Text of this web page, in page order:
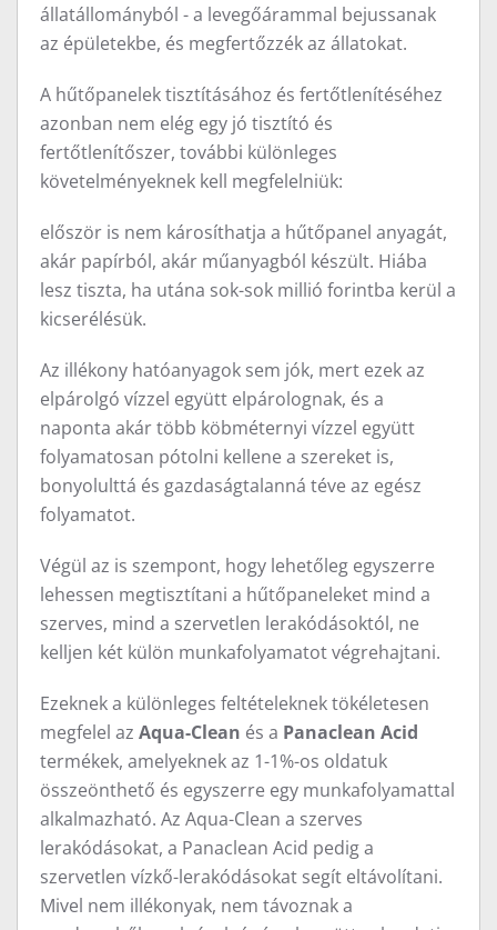
állatállományból - a levegőárammal bejussanak
az épületekbe, és megfertőzzék az állatokat.
A hűtőpanelek tisztításához és fertőtlenítéséhez
azonban nem elég egy jó tisztító és
fertőtlenítőszer, további különleges
követelményeknek kell megfelelniük:
először is nem károsíthatja a hűtőpanel anyagát,
akár papírból, akár műanyagból készült. Hiába
lesz tiszta, ha utána sok-sok millió forintba kerül a
kicserélésük.
Az illékony hatóanyagok sem jók, mert ezek az
elpárolgó vízzel együtt elpárolognak, és a
naponta akár több köbméternyi vízzel együtt
folyamatosan pótolni kellene a szereket is,
bonyolulttá és gazdaságtalanná téve az egész
folyamatot.
Végül az is szempont, hogy lehetőleg egyszerre
lehessen megtisztítani a hűtőpaneleket mind a
szerves, mind a szervetlen lerakódásoktól, ne
kelljen két külön munkafolyamatot végrehajtani.
Ezeknek a különleges feltételeknek tökéletesen
megfelel az Aqua-Clean és a Panaclean Acid
termékek, amelyeknek az 1-1%-os oldatuk
összeönthető és egyszerre egy munkafolyamattal
alkalmazható. Az Aqua-Clean a szerves
lerakódásokat, a Panaclean Acid pedig a
szervetlen vízkő-lerakódásokat segít eltávolítani.
Mivel nem illékonyak, nem távoznak a